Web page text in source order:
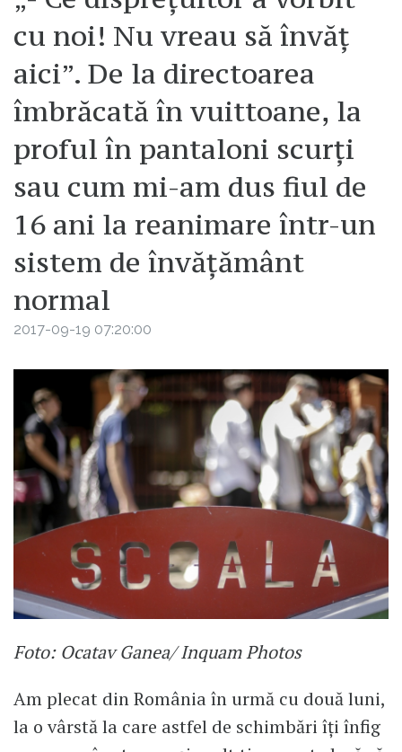
cu noi! Nu vreau să învăț
aici”. De la directoarea
îmbrăcată în vuittoane, la
proful în pantaloni scurți
sau cum mi-am dus fiul de
16 ani la reanimare într-un
sistem de învățământ
normal
2017-09-19 07:20:00
Foto: Ocatav Ganea/ Inquam Photos
Am plecat din România în urmă cu două luni,
la o vârstă la care astfel de schimbări îți înfig